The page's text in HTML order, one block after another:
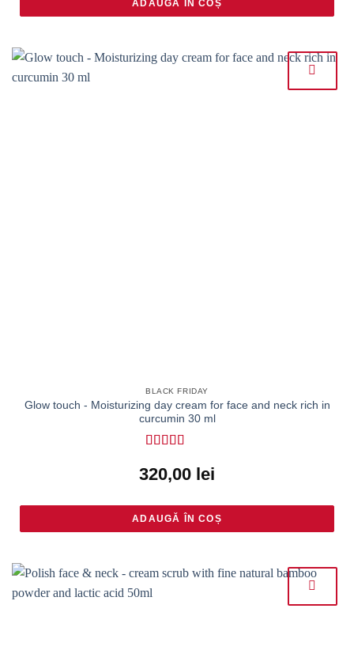
ADAUGĂ ÎN COȘ
BLACK FRIDAY
Glow touch - Moisturizing day cream for face and neck rich in
curcumin 30 ml
out of 5
320,00 lei
ADAUGĂ ÎN COȘ